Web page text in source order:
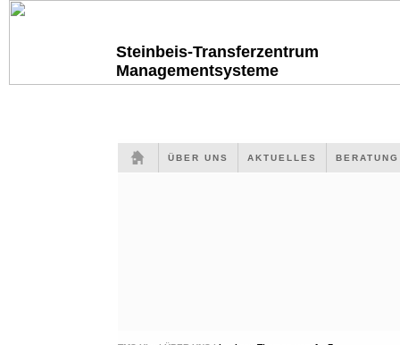
Steinbeis-Transferzentrum
Managementsysteme
ÜBER UNS AKTUELLES